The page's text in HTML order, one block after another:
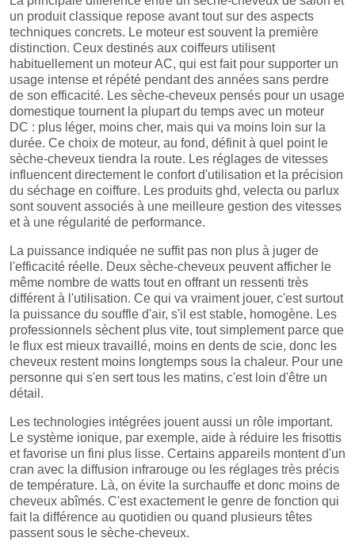
un produit classique repose avant tout sur des aspects
techniques concrets. Le moteur est souvent la première
distinction. Ceux destinés aux coiffeurs utilisent
habituellement un moteur AC, qui est fait pour supporter un
usage intense et répété pendant des années sans perdre
de son efficacité. Les sèche-cheveux pensés pour un usage
domestique tournent la plupart du temps avec un moteur
DC : plus léger, moins cher, mais qui va moins loin sur la
durée. Ce choix de moteur, au fond, définit à quel point le
sèche-cheveux tiendra la route. Les réglages de vitesses
influencent directement le confort d'utilisation et la précision
du séchage en coiffure. Les produits ghd, velecta ou parlux
sont souvent associés à une meilleure gestion des vitesses
et à une régularité de performance.
La puissance indiquée ne suffit pas non plus à juger de
l'efficacité réelle. Deux sèche-cheveux peuvent afficher le
même nombre de watts tout en offrant un ressenti très
différent à l'utilisation. Ce qui va vraiment jouer, c'est surtout
la puissance du souffle d'air, s'il est stable, homogène. Les
professionnels sèchent plus vite, tout simplement parce que
le flux est mieux travaillé, moins en dents de scie, donc les
cheveux restent moins longtemps sous la chaleur. Pour une
personne qui s'en sert tous les matins, c'est loin d'être un
détail.
Les technologies intégrées jouent aussi un rôle important.
Le système ionique, par exemple, aide à réduire les frisottis
et favorise un fini plus lisse. Certains appareils montent d'un
cran avec la diffusion infrarouge ou les réglages très précis
de température. Là, on évite la surchauffe et donc moins de
cheveux abîmés. C'est exactement le genre de fonction qui
fait la différence au quotidien ou quand plusieurs têtes
passent sous le sèche-cheveux.